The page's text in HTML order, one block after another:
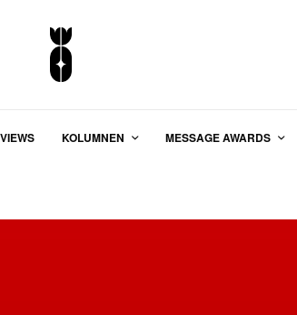
KOLUMNEN MESSAGE AWARDS